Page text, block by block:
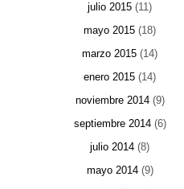
julio 2015 (11)
mayo 2015 (18)
marzo 2015 (14)
enero 2015 (14)
noviembre 2014(9)
septiembre 2014(6)
julio 2014 (8)
mayo 2014(9)